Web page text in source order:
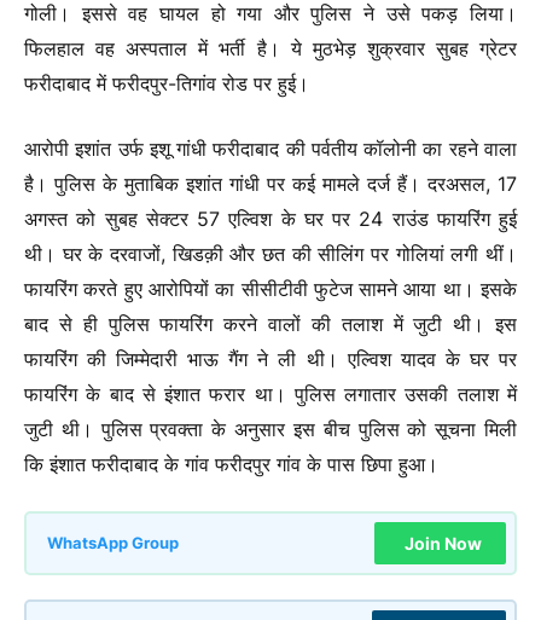
गोली। इससे वह घायल हो गया और पुलिस ने उसे पकड़ लिया।
फिलहाल वह अस्पताल में भर्ती है। ये मुठभेड़ शुक्रवार सुबह ग्रेटर
फरीदाबाद में फरीदपुर-तिगांव रोड पर हुई।
आरोपी इशांत उर्फ इशू गांधी फरीदाबाद की पर्वतीय कॉलोनी का रहने वाला
है। पुलिस के मुताबिक इशांत गांधी पर कई मामले दर्ज हैं। दरअसल, 17
अगस्त को सुबह सेक्टर 57 एल्विश के घर पर 24 राउंड फायरिंग हुई
थी। घर के दरवाजों, खिडक़ी और छत की सीलिंग पर गोलियां लगी थीं।
फायरिंग करते हुए आरोपियों का सीसीटीवी फुटेज सामने आया था। इसके
बाद से ही पुलिस फायरिंग करने वालों की तलाश में जुटी थी। इस
फायरिंग की जिम्मेदारी भाऊ गैंग ने ली थी। एल्विश यादव के घर पर
फायरिंग के बाद से इंशात फरार था। पुलिस लगातार उसकी तलाश में
जुटी थी। पुलिस प्रवक्ता के अनुसार इस बीच पुलिस को सूचना मिली
कि इंशात फरीदाबाद के गांव फरीदपुर गांव के पास छिपा हुआ।
WhatsApp Group Join Now